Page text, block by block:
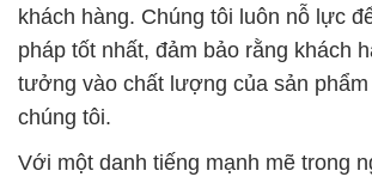
khách hàng. Chúng tôi luôn nỗ lực
pháp tốt nhất, đảm bảo rằng khách
tưởng vào chất lượng của sản
chúng tôi.
Với một danh tiếng mạnh mẽ trong